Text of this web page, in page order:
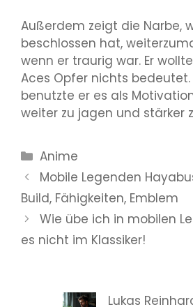
Außerdem zeigt die Narbe,
beschlossen hat,
wenn er traurig war. Er
Aces Opfer nichts
benutzte er es als
weiter zu jagen und stärker
Kategorien
Anime
Mobile Legenden
Build, Fähigkeiten, Emblem
Wie übe ich in mobilen
es nicht im Klassiker!
Lukas